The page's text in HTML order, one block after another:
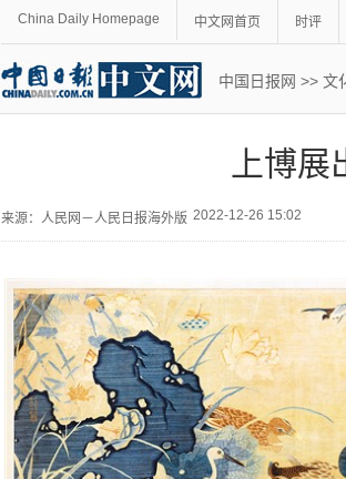
China Daily Homepage 中文网首页 时评
中国日报网 >> 文
上博
来源： 人民网－人民日报海外版 2022-12-26 15:02